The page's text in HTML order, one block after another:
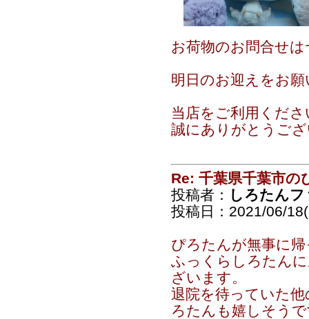
お荷物のお問合せ
明日のお迎えをお
当店をご利用くだ
誠にありがとうご
Re: 千葉県千葉市の
投稿者： しろたん
投稿日：2021/06/
ぴろたんが無事に
ふっくらしろたん
ざいます。
退院を待っていた
ろたんも嬉しそう